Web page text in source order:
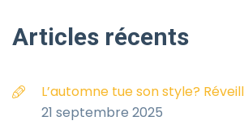
Articles récents
L’automne tue son style?
21 septembre 2025